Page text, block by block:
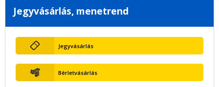
Jegyvásárlás, menetrend
Jegyvásárlás
Bérletvásárlás